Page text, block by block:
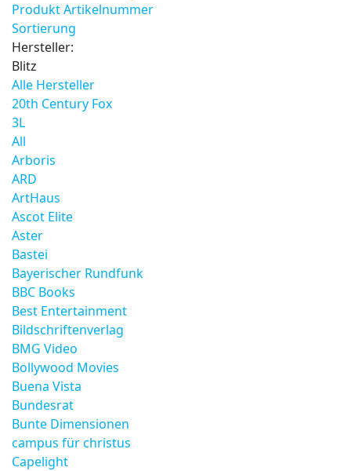
Produkt Artikelnummer
Sortierung
Hersteller:
Blitz
Alle Hersteller
20th Century Fox
3L
All
Arboris
ARD
ArtHaus
Ascot Elite
Aster
Bastei
Bayerischer Rundfunk
BBC Books
Best Entertainment
Bildschriftenverlag
BMG Video
Bollywood Movies
Buena Vista
Bundesrat
Bunte Dimensionen
campus für christus
Capelight